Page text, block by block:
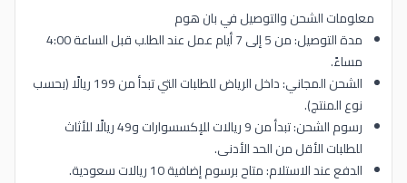
معلومات الشحن والتوصيل في بان هوم
مدة التوصيل: من 5 إلى 7 أيام عمل عند الطلب قبل الساعة 4:00
مساءً.
الشحن المجاني: داخل الرياض للطلبات التي تبدأ من 199 ريالًا (بحسب
نوع المنتج).
رسوم الشحن: تبدأ من 9 ريالات للإكسسوارات و49 ريالًا للأثاث
للطلبات الأقل من الحد الأدنى.
الدفع عند الاستلام: متاح برسوم إضافية 10 ريالات سعودية.